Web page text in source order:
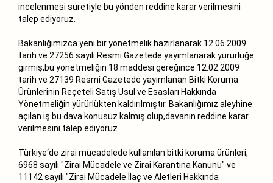
incelenmesi suretiyle bu yönden reddine karar verilmesini
talep ediyoruz.
Bakanlığımızca yeni bir yönetmelik hazırlanarak 12.06.2009
tarih ve 27256 sayılı Resmi Gazetede yayımlanarak yürürlüğe
girmiş,bu yönetmeliğin 18.maddesi gereğince 12.02.2009
tarih ve 27139 Resmi Gazetede yayımlanan Bitki Koruma
Ürünlerinin Reçeteli Satış Usul ve Esasları Hakkında
Yönetmeliğin yürürlükten kaldırılmıştır. Bakanlığımız aleyhine
açılan iş bu dava konusuz kalmış olup,davanın reddine karar
verilmesini talep ediyoruz.
Türkiye‘de zirai mücadelede kullanılan bitki koruma ürünleri,
6968 sayılı "Zirai Mücadele ve Zirai Karantina Kanunu" ve
11142 sayılı "Zirai Mücadele İlaç ve Aletleri Hakkında